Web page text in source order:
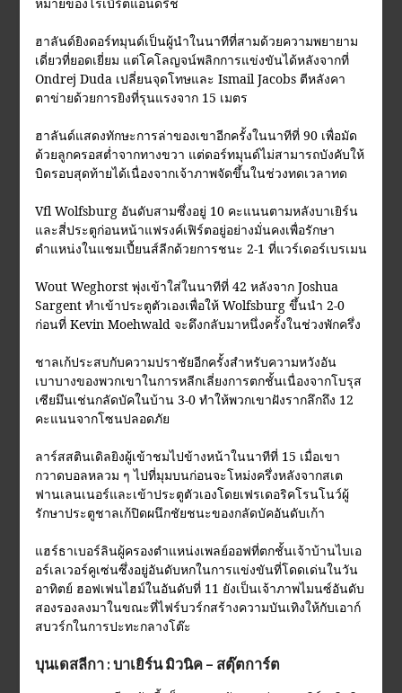
ฮาลันด์ยิงดอร์ทมุนด์เป็นผู้นำในนาทีที่สามด้วยความพยายาม
เดี่ยวที่ยอดเยี่ยม แต่โคโลญจน์พลิกการแข่งขันได้หลังจากที่
Ondrej Duda เปลี่ยนจุดโทษและ Ismail Jacobs ตีหลังคา
ตาข่ายด้วยการยิงที่รุนแรงจาก 15 เมตร
ฮาลันด์แสดงทักษะการล่าของเขาอีกครั้งในนาทีที่ 90 เพื่อมัด
ด้วยลูกครอสต่ำจากทางขวา แต่ดอร์ทมุนด์ไม่สามารถบังคับให้
บิดรอบสุดท้ายได้เนื่องจากเจ้าภาพจัดขึ้นในช่วงทดเวลาทด
Vfl Wolfsburg อันดับสามซึ่งอยู่ 10 คะแนนตามหลังบาเยิร์น
และสี่ประตูก่อนหน้าแฟรงค์เฟิร์ตอยู่อย่างมั่นคงเพื่อรักษา
ตำแหน่งในแชมเปี้ยนส์ลีกด้วยการชนะ 2-1 ที่แวร์เดอร์เบรเมน
Wout Weghorst พุ่งเข้าใส่ในนาทีที่ 42 หลังจาก Joshua
Sargent ทำเข้าประตูตัวเองเพื่อให้ Wolfsburg ขึ้นนำ 2-0
ก่อนที่ Kevin Moehwald จะดึงกลับมาหนึ่งครั้งในช่วงพักครึ่ง
ชาลเก้ประสบกับความปราชัยอีกครั้งสำหรับความหวังอัน
เบาบางของพวกเขาในการหลีกเลี่ยงการตกชั้นเนื่องจากโบรุส
เซียมึนเช่นกลัดบัคในบ้าน 3-0 ทำให้พวกเขาฝังรากลึกถึง 12
คะแนนจากโซนปลอดภัย
ลาร์สสตินเดิลยิงผู้เข้าชมไปข้างหน้าในนาทีที่ 15 เมื่อเขา
กวาดบอลหลวม ๆ ไปที่มุมบนก่อนจะโหม่งครึ่งหลังจากสเต
ฟานเลนเนอร์และเข้าประตูตัวเองโดยเฟรเดอริคโรนโนว์ผู้
รักษาประตูชาลเก้ปิดผนึกชัยชนะของกลัดบัคอันดับเก้า
แฮร์ธาเบอร์ลินผู้ครองตำแหน่งเพลย์ออฟที่ตกชั้นเจ้าบ้านไบเอ
อร์เลเวอร์คูเซ่นซึ่งอยู่อันดับหกในการแข่งขันที่โดดเด่นในวัน
อาทิตย์ ฮอฟเฟนไฮม์ในอันดับที่ 11 ยังเป็นเจ้าภาพไมนซ์อันดับ
สองรองลงมาในขณะที่ไฟร์บวร์กสร้างความบันเทิงให้กับเอาก์
สบวร์กในการปะทะกลางโต๊ะ
บุนเดสลีกา : บาเยิร์น มิวนิค – สตุ๊ตการ์ต